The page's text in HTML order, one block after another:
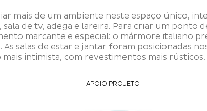
mais de um ambiente neste espaço único,
sala de tv, adega e lareira. Para criar um ponto
marcante e especial: o mármore italiano
salas de estar e jantar foram posicionadas
intimista, com revestimentos mais rústicos.
APOIO PROJETO